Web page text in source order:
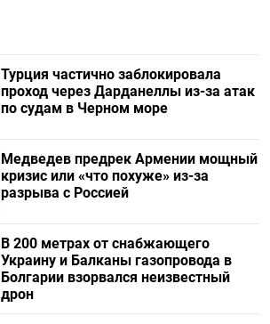
Турция частично заблокировала
проход через Дарданеллы из-за атак
по судам в Черном море
Медведев предрек Армении мощный
кризис или «что похуже» из-за
разрыва с Россией
В 200 метрах от снабжающего
Украину и Балканы газопровода в
Болгарии взорвался неизвестный
дрон